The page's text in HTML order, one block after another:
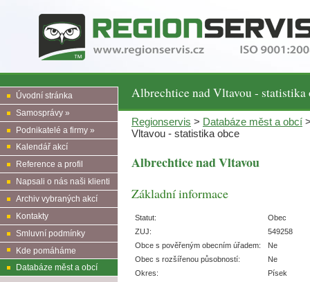
Albrechtice nad Vltavou - statistika
Úvodní stránka
Samosprávy »
Podnikatelé a firmy »
Kalendář akcí
Reference a profil
Napsali o nás naši klienti
Archiv vybraných akcí
Kontakty
Smluvní podmínky
Kde pomáháme
Databáze měst a obcí
Regionservis > Databáze měst a obcí
Vltavou - statistika obce
Albrechtice nad Vltavou
Základní informace
Statut:
Obec
ZUJ:
549258
Obce s pověřeným obecním úřadem:
Ne
Obec s rozšířenou působností:
Ne
Okres:
Písek